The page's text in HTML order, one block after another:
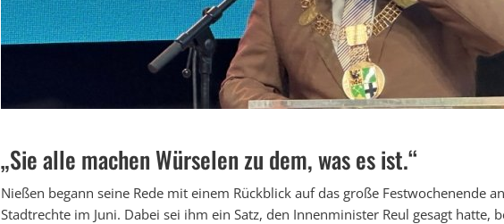
„Sie alle machen Würselen zu dem, was es ist.“
Nießen begann seine Rede mit einem Rückblick auf das große Festwochenende
Stadtrechte im Juni. Dabei sei ihm ein Satz, den Innenminister Reul gesagt hatte,